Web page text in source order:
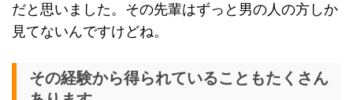
だと思いました。その先輩はずっと男の人の方しか
見てないんですけどね。
その経験から得られていることもたくさん